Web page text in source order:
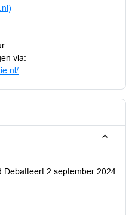
via:
Debatteert 2 september 2024